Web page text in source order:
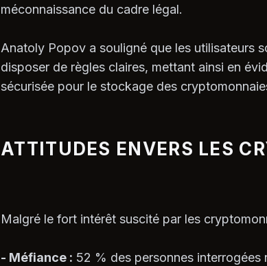
méconnaissance du cadre légal.
Anatoly Popov a souligné que les utilisateurs
disposer de règles claires, mettant ainsi en
sécurisée pour le stockage des
ATTITUDES ENVERS LES
Malgré le fort intérêt suscité par les
- Méfiance : 52 % des personnes interrogées